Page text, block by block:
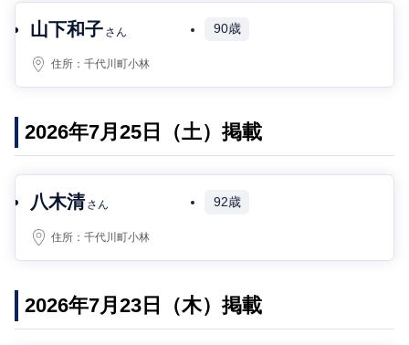
山下和子 さん 90歳
住所：千代川町小林
2026年7月25日（土）掲載
八木清 さん 92歳
住所：千代川町小林
2026年7月23日（木）掲載